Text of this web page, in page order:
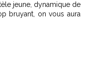
jeune, dynamique de
bruyant, on vous aura